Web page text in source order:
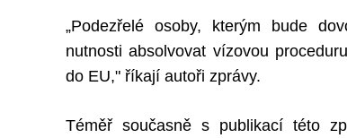
„Podezřelé osoby, kterým bude
nutnosti absolvovat vízovou
do EU," říkají autoři zprávy.
Téměř současně s publikací této